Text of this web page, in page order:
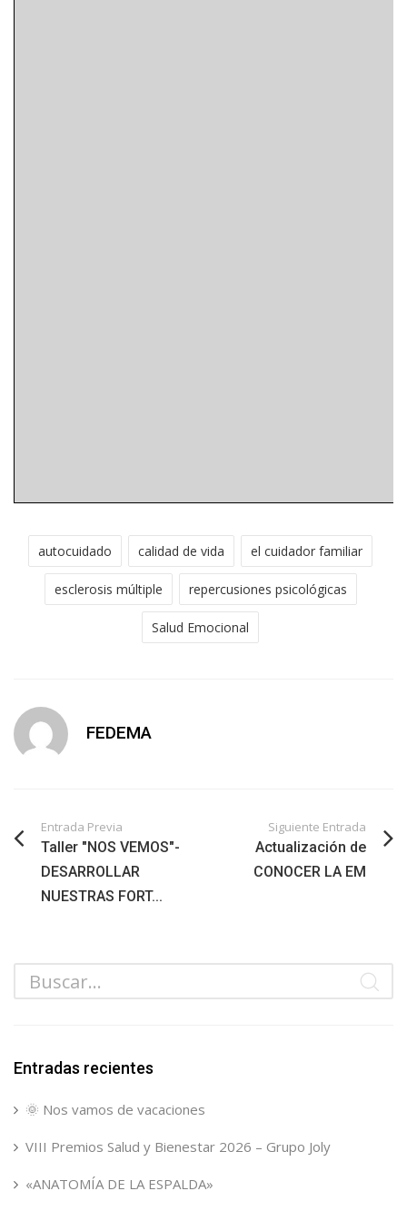
autocuidado calidad de vida el cuidador familiar
esclerosis múltiple repercusiones psicológicas
Salud Emocional
FEDEMA
Entrada Previa
Taller "NOS VEMOS"-
DESARROLLAR
NUESTRAS FORT...
Siguiente Entrada
Actualización de
CONOCER LA EM
Entradas recientes
🌞 Nos vamos de vacaciones
VIII Premios Salud y Bienestar 2026 – Grupo Joly
«ANATOMÍA DE LA ESPALDA»